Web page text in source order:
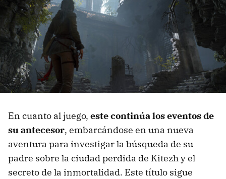
En cuanto al juego, este continúa los eventos de
su antecesor, embarcándose en una nueva
aventura para investigar la búsqueda de su
padre sobre la ciudad perdida de Kitezh y el
secreto de la inmortalidad. Este título sigue